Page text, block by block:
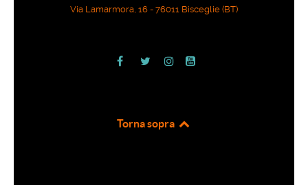
Via Lamarmora, 16 - 76011 Bisceglie (BT)
Torna sopra